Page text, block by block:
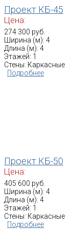
Проект КБ-45
Цена:
274 300 руб.
Ширина (м): 4
Длина (м): 4
Этажей: 1
Стены: Каркасные
Подробнее
Проект КБ-50
Цена:
405 600 руб.
Ширина (м): 4
Длина (м): 4
Этажей: 1
Стены: Каркасные
Подробнее